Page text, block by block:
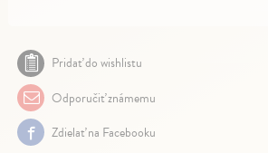
Pridať do wishlistu
Odporučiť známemu
Zdielať na Facebooku